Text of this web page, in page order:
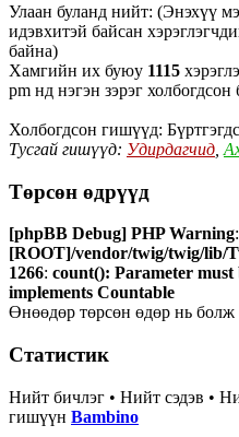
Улаан буланд нийт: (Энэхүү
идэвхитэй байсан
байна)
Хамгийн их буюу 1115
pm нд нэгэн зэрэг холбогдсон
Холбогдсон гишүүд:
Тусгай гишүүд: Удирдагчид
Төрсөн өдрүүд
[phpBB Debug] PHP Warning
[ROOT]/vendor/twig/twig/lib/
1266: count(): Parameter
implements Countable
Өнөөдөр төрсөн өдөр нь болж
Статистик
Нийт бичлэг • Нийт сэдэв •
гишүүн Bambino